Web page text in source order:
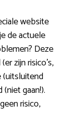
website
de actuele
Deze
zijn risico’s,
(uitsluitend
gaan!).
risico,